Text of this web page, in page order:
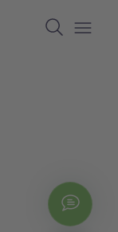
Search